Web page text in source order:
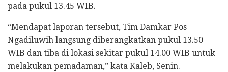
pada pukul 13.45 WIB.
“Mendapat laporan tersebut, Tim Damkar Pos
Ngadiluwih langsung diberangkatkan pukul 13.50
WIB dan tiba di lokasi sekitar pukul 14.00 WIB untuk
melakukan pemadaman,” kata Kaleb, Senin.